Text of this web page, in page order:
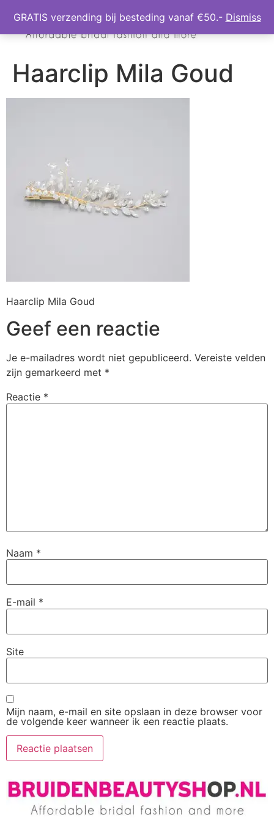
Haarclip Mila Goud
Haarclip Mila Goud
Geef een reactie
Je e-mailadres wordt niet gepubliceerd. Vereiste velden
zijn gemarkeerd met *
Reactie *
Naam *
E-mail *
Site
Mijn naam, e-mail en site opslaan in deze browser voor
de volgende keer wanneer ik een reactie plaats.
GRATIS verzending bij besteding vanaf €50.- Dismiss